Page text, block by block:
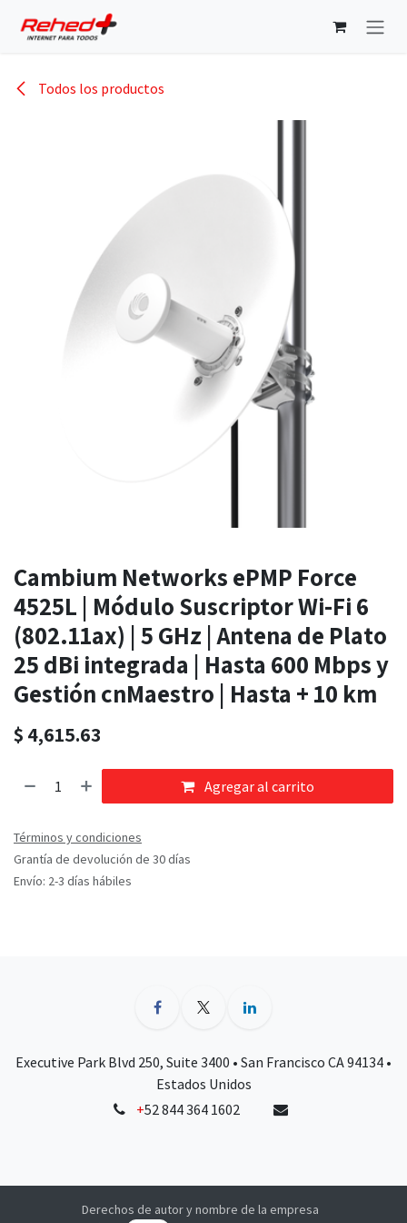
Todos los productos
Cambium Networks ePMP Force
4525L | Módulo Suscriptor Wi-Fi 6
(802.11ax) | 5 GHz | Antena de Plato
25 dBi integrada | Hasta 600 Mbps y
Gestión cnMaestro | Hasta + 10 km
$ 4,615.63
Agregar al carrito
Términos y condiciones
Grantía de devolución de 30 días
Envío: 2-3 días hábiles
Executive Park Blvd 250, Suite 3400 • San Francisco CA 94134 •
Estados Unidos
+52 844 364 1602
Derechos de autor y nombre de la empresa